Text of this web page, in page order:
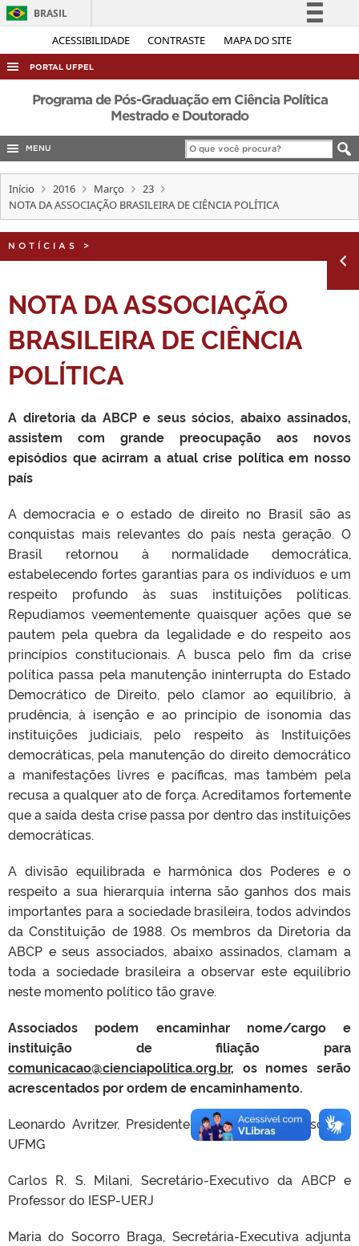
ACESSIBILIDADE CONTRASTE MAPA DO SITE
BRASIL
Simplifique!
Acesso à informação
Legislação
Canais
PORTAL UFPEL
ACESSO À INFORMAÇÃO
COBALTO
CONCURSOS
EDITAIS
INTERNACIONAL
TELEFONES
Programa de Pós-Graduação em Ciência Política
Mestrado e Doutorado
MENU
Início 2016 Março
23
NOTA DA ASSOCIAÇÃO BRASILEIRA DE CIÊNCIA POLÍTICA
NOTÍCIAS >
NOTA DA ASSOCIAÇÃO
BRASILEIRA DE CIÊNCIA
POLÍTICA
A diretoria da ABCP e seus sócios, abaixo assinados,
assistem com grande preocupação aos novos
episódios que acirram a atual crise política em nosso
país
A democracia e o estado de direito no Brasil são as
conquistas mais relevantes do país nesta geração. O
Brasil retornou à normalidade democrática,
estabelecendo fortes garantias para os indivíduos e um
respeito profundo às suas instituições políticas.
Repudiamos veementemente quaisquer ações que se
pautem pela quebra da legalidade e do respeito aos
princípios constitucionais. A busca pelo fim da crise
política passa pela manutenção ininterrupta do Estado
Democrático de Direito, pelo clamor ao equilíbrio, à
prudência, à isenção e ao princípio de isonomia das
instituições judiciais, pelo respeito às Instituições
democráticas, pela manutenção do direito democrático
a manifestações livres e pacíficas, mas também pela
recusa a qualquer ato de força. Acreditamos fortemente
que a saída desta crise passa por dentro das instituições
democráticas.
A divisão equilibrada e harmônica dos Poderes e o
respeito a sua hierarquia interna são ganhos dos mais
importantes para a sociedade brasileira, todos advindos
da Constituição de 1988. Os membros da Diretoria da
ABCP e seus associados, abaixo assinados, clamam a
toda a sociedade brasileira a observar este equilíbrio
neste momento político tão grave.
Associados podem encaminhar nome/cargo e
instituição de filiação para
comunicacao@cienciapolitica.org.br, os nomes serão
acrescentados por ordem de encaminhamento.
Leonardo Avritzer, Presidente da ABCP e Professor da
UFMG
Carlos R. S. Milani, Secretário-Executivo da ABCP e
Professor do IESP-UERJ
Maria do Socorro Braga, Secretária-Executiva adjunta